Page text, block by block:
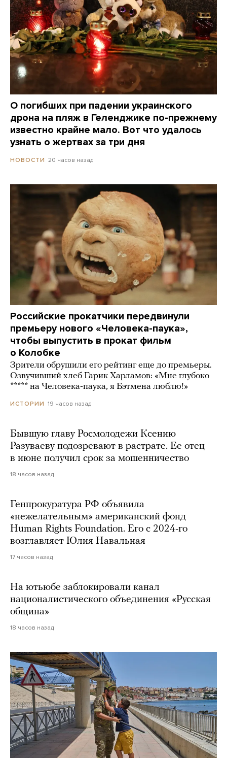
О погибших при падении украинского
дрона на пляж в Геленджике по-прежнему
известно крайне мало. Вот что удалось
узнать о жертвах за три дня
НОВОСТИ 20 часов назад
Российские прокатчики передвинули
премьеру нового «Человека-паука»,
чтобы выпустить в прокат фильм
о Колобке
Зрители обрушили его рейтинг еще до премьеры.
Озвучивший хлеб Гарик Харламов: «Мне глубоко
***** на Человека-паука, я Бэтмена люблю!»
ИСТОРИИ 19 часов назад
Бывшую главу Росмолодежи Ксению
Разуваеву подозревают в растрате. Ее отец
в июне получил срок за мошенничество
18 часов назад
Генпрокуратура РФ объявила
«нежелательным» американский фонд
Human Rights Foundation. Его с 2024-го
возглавляет Юлия Навальная
17 часов назад
На ютьюбе заблокировали канал
националистического объединения «Русская
община»
18 часов назад